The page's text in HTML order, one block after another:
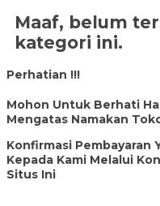
Maaf, belum
kategori ini.
Perhatian !!!
Mohon Untuk Berhati
Mengatas Namakan
Konfirmasi Pembayaran
Kepada Kami Melalui
Situs Ini